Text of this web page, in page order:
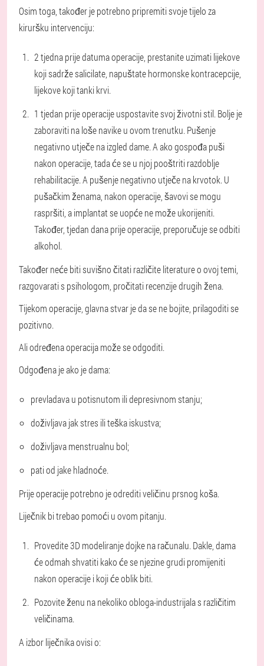
Osim toga, također je potrebno pripremiti svoje tijelo za
kiruršku intervenciju:
2 tjedna prije datuma operacije, prestanite uzimati lijekove
koji sadrže salicilate, napuštate hormonske kontracepcije,
lijekove koji tanki krvi.
1 tjedan prije operacije uspostavite svoj životni stil. Bolje je
zaboraviti na loše navike u ovom trenutku. Pušenje
negativno utječe na izgled dame. A ako gospođa puši
nakon operacije, tada će se u njoj pooštriti razdoblje
rehabilitacije. A pušenje negativno utječe na krvotok. U
pušačkim ženama, nakon operacije, šavovi se mogu
raspršiti, a implantat se uopće ne može ukorijeniti.
Također, tjedan dana prije operacije, preporučuje se odbiti
alkohol.
Također neće biti suvišno čitati različite literature o ovoj temi,
razgovarati s psihologom, pročitati recenzije drugih žena.
Tijekom operacije, glavna stvar je da se ne bojite, prilagoditi se
pozitivno.
Ali određena operacija može se odgoditi.
Odgođena je ako je dama:
prevladava u potisnutom ili depresivnom stanju;
doživljava jak stres ili teška iskustva;
doživljava menstrualnu bol;
pati od jake hladnoće.
Prije operacije potrebno je odrediti veličinu prsnog koša.
Liječnik bi trebao pomoći u ovom pitanju.
Provedite 3D modeliranje dojke na računalu. Dakle, dama
će odmah shvatiti kako će se njezine grudi promijeniti
nakon operacije i koji će oblik biti.
Pozovite ženu na nekoliko obloga-industrijala s različitim
veličinama.
A izbor liječnika ovisi o: